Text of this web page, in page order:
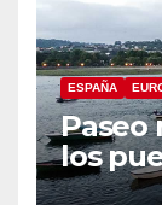
ESPAÑA
Paseo
los